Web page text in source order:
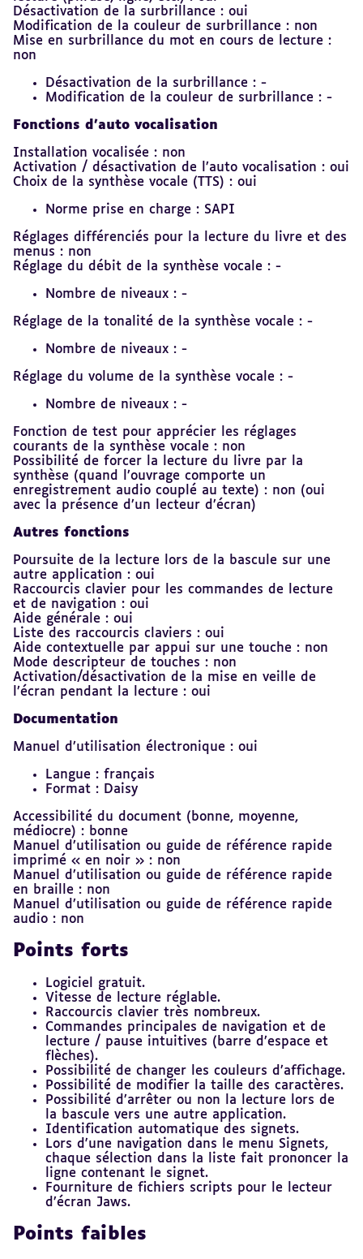
Désactivation de la surbrillance : oui
Modification de la couleur de surbrillance : non
Mise en surbrillance du mot en cours de lecture :
non
Désactivation de la surbrillance : -
Modification de la couleur de surbrillance : -
Fonctions d’auto vocalisation
Installation vocalisée : non
Activation / désactivation de l’auto vocalisation : oui
Choix de la synthèse vocale (TTS) : oui
Norme prise en charge : SAPI
Réglages différenciés pour la lecture du livre et des
menus : non
Réglage du débit de la synthèse vocale : -
Nombre de niveaux : -
Réglage de la tonalité de la synthèse vocale : -
Nombre de niveaux : -
Réglage du volume de la synthèse vocale : -
Nombre de niveaux : -
Fonction de test pour apprécier les réglages
courants de la synthèse vocale : non
Possibilité de forcer la lecture du livre par la
synthèse (quand l’ouvrage comporte un
enregistrement audio couplé au texte) : non (oui
avec la présence d’un lecteur d’écran)
Autres fonctions
Poursuite de la lecture lors de la bascule sur une
autre application : oui
Raccourcis clavier pour les commandes de lecture
et de navigation : oui
Aide générale : oui
Liste des raccourcis claviers : oui
Aide contextuelle par appui sur une touche : non
Mode descripteur de touches : non
Activation/désactivation de la mise en veille de
l’écran pendant la lecture : oui
Documentation
Manuel d’utilisation électronique : oui
Langue : français
Format : Daisy
Accessibilité du document (bonne, moyenne,
médiocre) : bonne
Manuel d’utilisation ou guide de référence rapide
imprimé « en noir » : non
Manuel d’utilisation ou guide de référence rapide
en braille : non
Manuel d’utilisation ou guide de référence rapide
audio : non
Points forts
Logiciel gratuit.
Vitesse de lecture réglable.
Raccourcis clavier très nombreux.
Commandes principales de navigation et de
lecture / pause intuitives (barre d’espace et
flèches).
Possibilité de changer les couleurs d’affichage.
Possibilité de modifier la taille des caractères.
Possibilité d’arrêter ou non la lecture lors de
la bascule vers une autre application.
Identification automatique des signets.
Lors d'une navigation dans le menu Signets,
chaque sélection dans la liste fait prononcer la
ligne contenant le signet.
Fourniture de fichiers scripts pour le lecteur
d’écran Jaws.
Points faibles